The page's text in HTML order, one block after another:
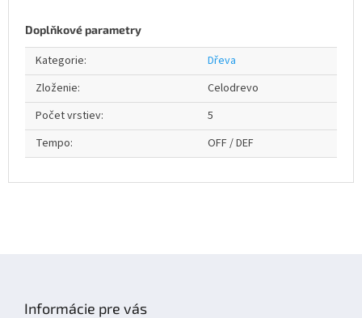
Doplňkové parametry
Kategorie:
Dřeva
Zloženie:
Celodrevo
Počet vrstiev:
5
Tempo: OFF / DEF
Informácie pre vás